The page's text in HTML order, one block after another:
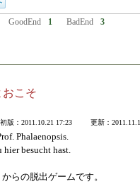
GoodEnd 1 BadEnd 3
こそ
初版：2011.10.21 17:23 更新：
Phalaenopsis.
hier besucht hast.
らの脱出ゲームです。